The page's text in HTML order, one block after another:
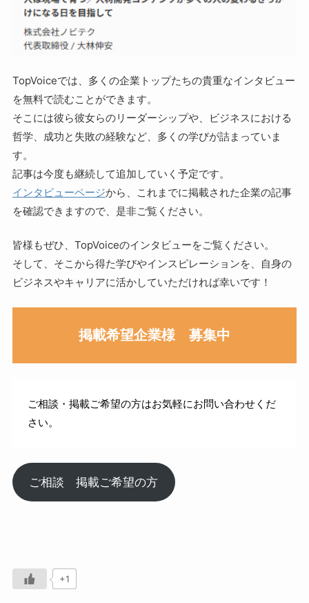
TopVoiceでは、多くの企業トップたちの貴重なインタビュー
を無料で読むことができます。
そこには彼ら彼女らのリーダーシップや、ビジネスにおける
哲学、成功と失敗の経験など、多くの学びが詰まっていま
す。
記事は今度も継続して追加していく予定です。
インタビューページから、これまでに掲載された企業の記事
を確認できますので、是非ご覧ください。
皆様もぜひ、TopVoiceのインタビューをご覧ください。
そして、そこから得た学びやインスピレーションを、自身の
ビジネスやキャリアに活かしていただければ幸いです！
掲載希望企業様 募集中
ご相談・掲載ご希望の方はお気軽にお問い合わせくだ
さい。
ご相談 掲載ご希望の方
+1